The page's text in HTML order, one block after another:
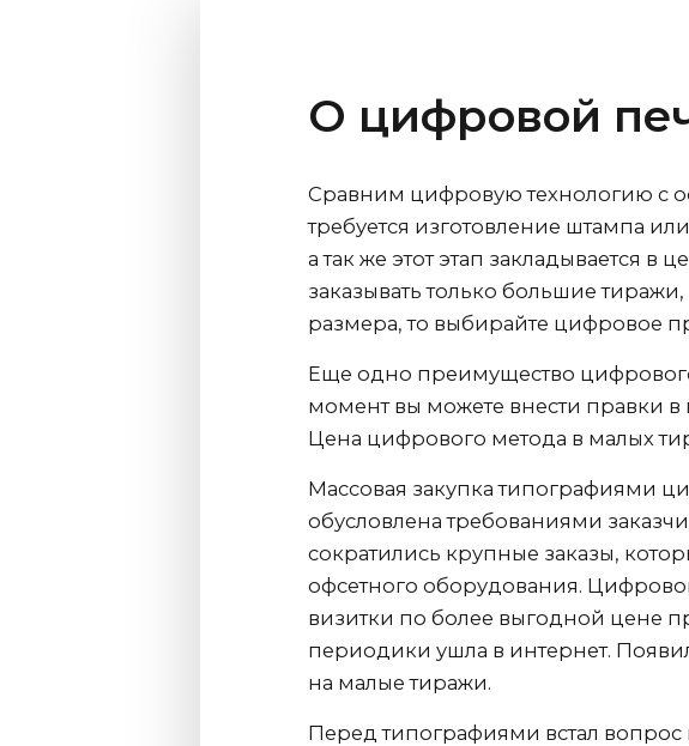
О цифровой
Сравним цифровую технологию с
требуется изготовление штампа
а так же этот этап закладывается в
заказывать только большие
размера, то выбирайте цифровое
Еще одно преимущество
момент вы можете внести правки в
Цена цифрового метода в малых
Массовая закупка типографиями
обусловлена требованиями
сократились крупные заказы,
офсетного оборудования.
визитки по более выгодной цене
периодики ушла в интернет.
на малые тиражи.
Перед типографиями встал вопрос